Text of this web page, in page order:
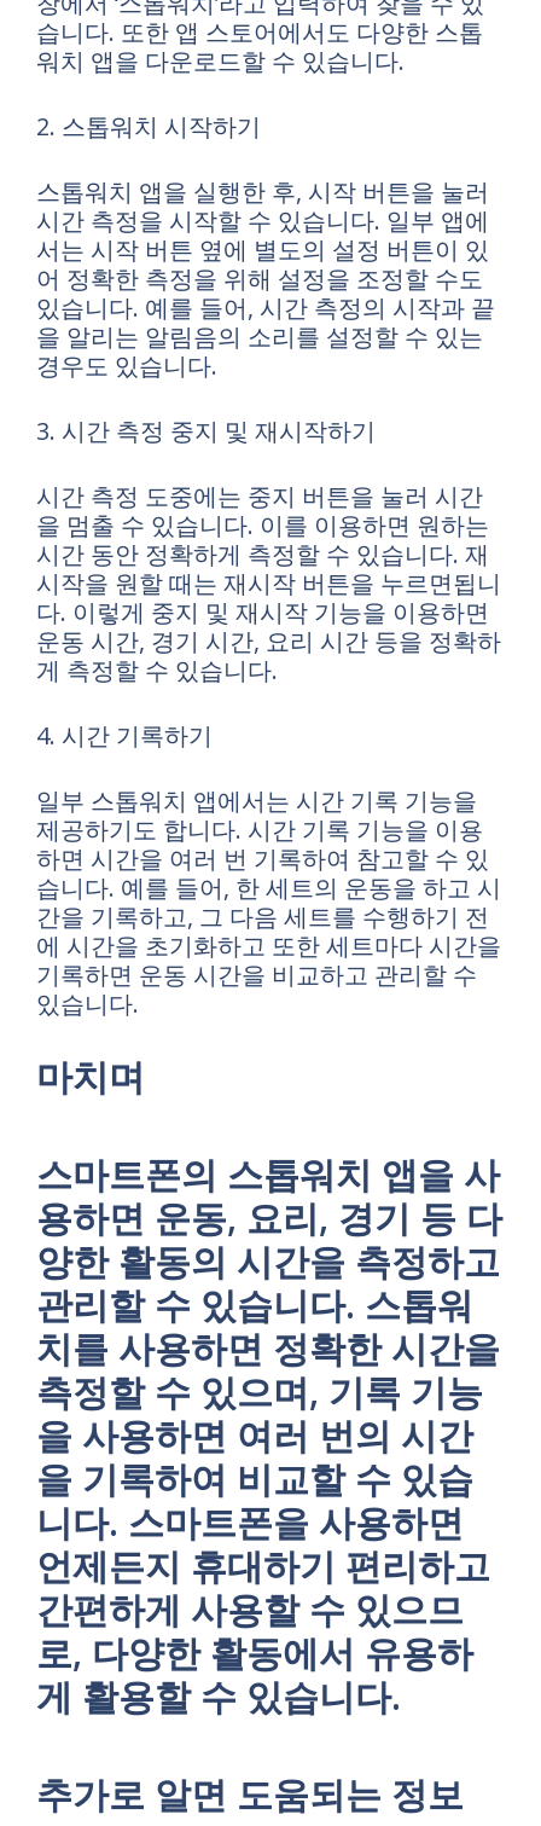
습니다. 또한 앱 스토어에서도 다양한 스톱
워치 앱을 다운로드할 수 있습니다.
2. 스톱워치 시작하기
스톱워치 앱을 실행한 후, 시작 버튼을 눌러
시간 측정을 시작할 수 있습니다. 일부 앱에
서는 시작 버튼 옆에 별도의 설정 버튼이 있
어 정확한 측정을 위해 설정을 조정할 수도
있습니다. 예를 들어, 시간 측정의 시작과 끝
을 알리는 알림음의 소리를 설정할 수 있는
경우도 있습니다.
3. 시간 측정 중지 및 재시작하기
시간 측정 도중에는 중지 버튼을 눌러 시간
을 멈출 수 있습니다. 이를 이용하면 원하는
시간 동안 정확하게 측정할 수 있습니다. 재
시작을 원할 때는 재시작 버튼을 누르면됩니
다. 이렇게 중지 및 재시작 기능을 이용하면
운동 시간, 경기 시간, 요리 시간 등을 정확하
게 측정할 수 있습니다.
4. 시간 기록하기
일부 스톱워치 앱에서는 시간 기록 기능을
제공하기도 합니다. 시간 기록 기능을 이용
하면 시간을 여러 번 기록하여 참고할 수 있
습니다. 예를 들어, 한 세트의 운동을 하고 시
간을 기록하고, 그 다음 세트를 수행하기 전
에 시간을 초기화하고 또한 세트마다 시간을
기록하면 운동 시간을 비교하고 관리할 수
있습니다.
마치며
스마트폰의 스톱워치 앱을 사
용하면 운동, 요리, 경기 등 다
양한 활동의 시간을 측정하고
관리할 수 있습니다. 스톱워
치를 사용하면 정확한 시간을
측정할 수 있으며, 기록 기능
을 사용하면 여러 번의 시간
을 기록하여 비교할 수 있습
니다. 스마트폰을 사용하면
언제든지 휴대하기 편리하고
간편하게 사용할 수 있으므
로, 다양한 활동에서 유용하
게 활용할 수 있습니다.
추가로 알면 도움되는 정보